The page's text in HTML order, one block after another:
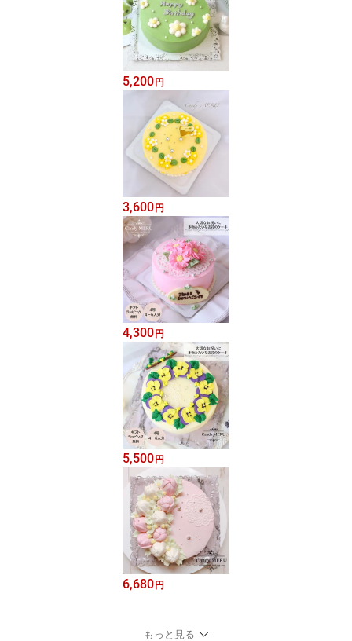
5,200 円
3,600 円
4,300 円
5,500 円
6,680 円
もっと見る